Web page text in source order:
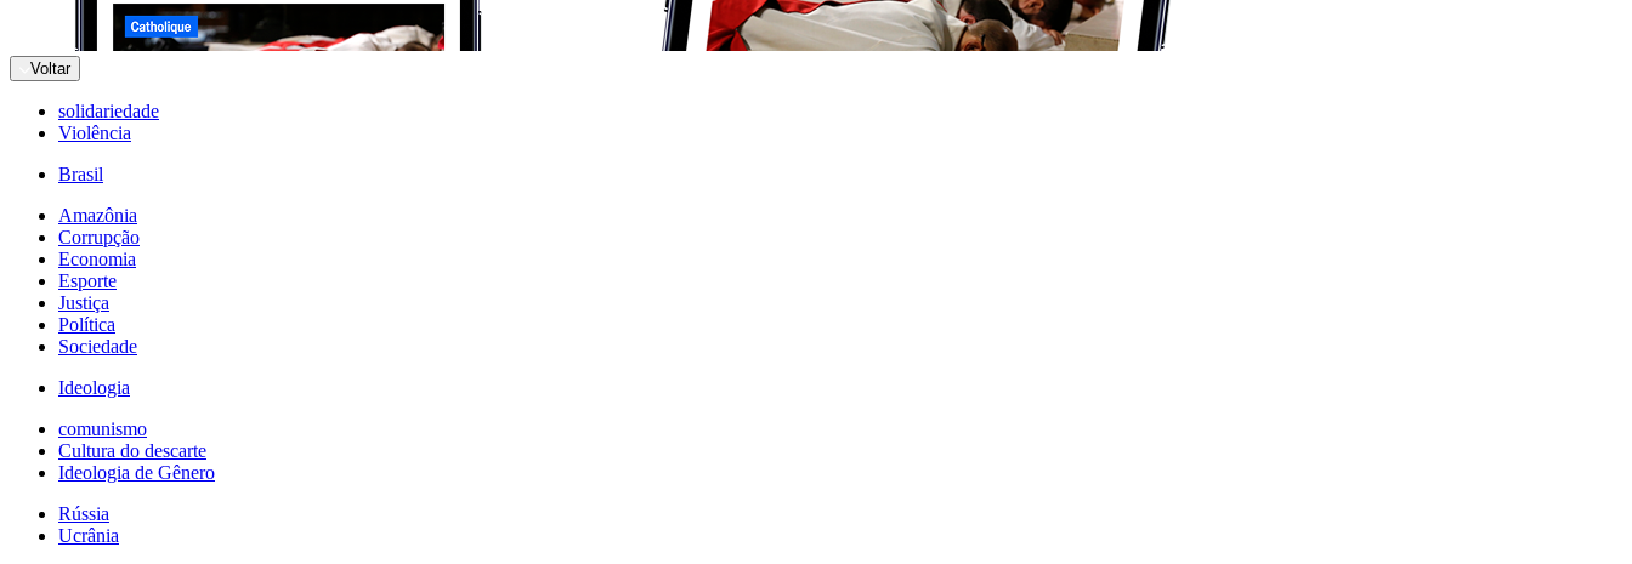
Voltar
solidariedade
Violência
Brasil
Amazônia
Corrupção
Economia
Esporte
Justiça
Política
Sociedade
Ideologia
comunismo
Cultura do descarte
Ideologia de Gênero
Rússia
Ucrânia